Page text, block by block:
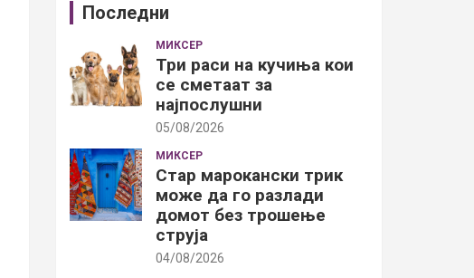
Последни
МИКСЕР
Три раси на кучиња кои
се сметаат за
најпослушни
05/08/2026
МИКСЕР
Стар марокански трик
може да го разлади
домот без трошење
струја
04/08/2026